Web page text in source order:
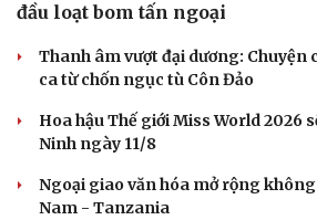
đầu loạt bom tấn ngoại
Thanh âm vượt đại dương: Chuyện
ca từ chốn ngục tù Côn Đảo
Hoa hậu Thế giới Miss World 2026
Ninh ngày 11/8
Ngoại giao văn hóa mở rộng
Nam - Tanzania